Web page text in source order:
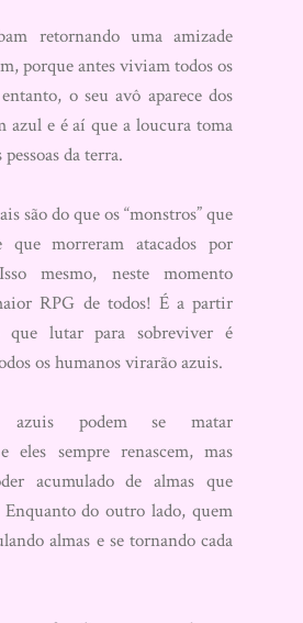
retornando uma amizade
porque antes viviam todos os
o seu avô aparece dos
azul e é aí que a loucura toma
da terra.
são do que os “monstros” que
que morreram atacados por
mesmo, neste momento
RPG de todos! É a partir
que lutar para sobreviver é
os humanos virarão azuis.
azuis podem se matar
eles sempre renascem, mas
acumulado de almas que
do outro lado, quem
almas e se tornando cada